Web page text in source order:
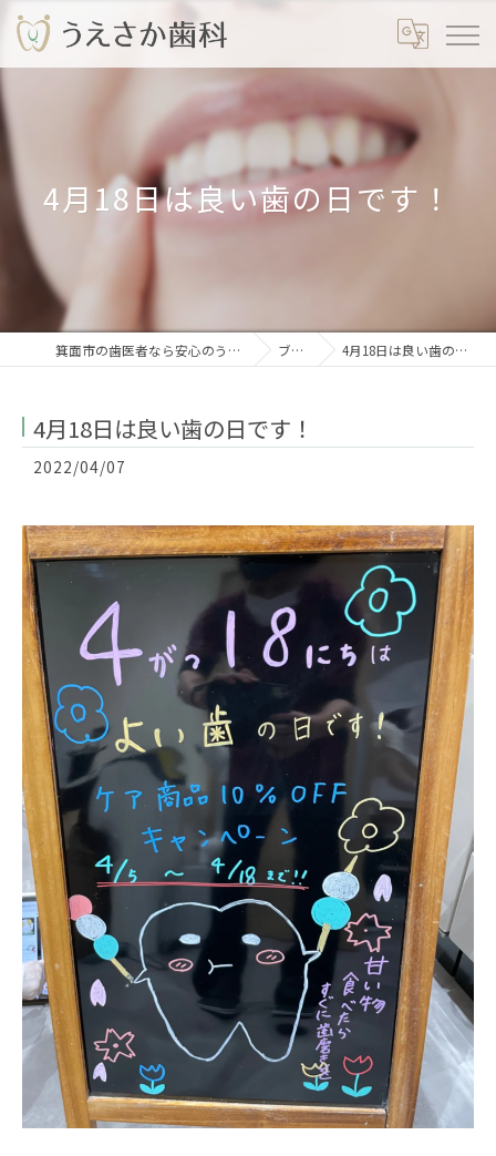
4月18日は良い歯の日です！
箕面市の歯医者なら安心のうえさか歯科 ブログ 4月18日は良い歯の日です！
4月18日は良い歯の日です！
2022/04/07